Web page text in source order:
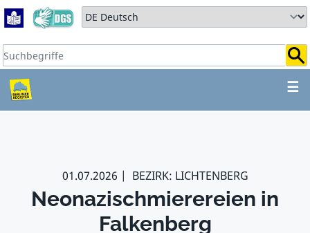
Zum Hauptbereich springen
Zum Hauptmenü springen
Sprache auswählen:
Suchbegriffe:
☰
ZUM HAUPTBEREICH
01.07.2026 BEZIRK: LICHTENBERG
Neonazischmierereien in
Falkenberg